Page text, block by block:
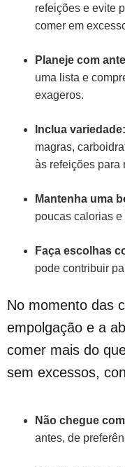
refeições e evite
comer em
Planeje com
uma lista e
exageros.
Inclua variedade:
magras,
às refeições para
Mantenha uma
poucas calorias
Faça escolhas
pode contribuir
No momento das
empolgação e a
comer mais do
sem excessos,
Não chegue
antes, de